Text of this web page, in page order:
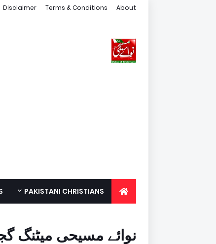
About
Terms & Conditions
Disclaimer
PAKISTANI CHRISTIANS
نوائے مسیحی میٹنگ